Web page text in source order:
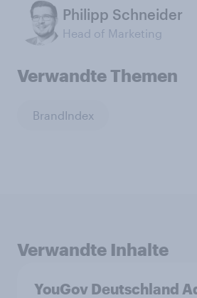
Philipp Schneider
Head of Marketing
Verwandte Themen
BrandIndex
Verwandte Inhalte
YouGov Deutschland